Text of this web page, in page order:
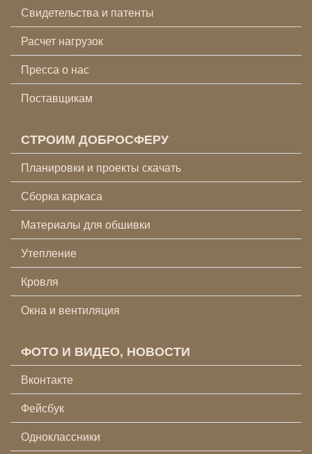
Свидетельства и патенты
Расчет нагрузок
Пресса о нас
Поставщикам
СТРОИМ ДОБРОСФЕРУ
Планировки и проекты скачать
Сборка каркаса
Материалы для обшивки
Утепление
Кровля
Окна и вентиляция
ФОТО И ВИДЕО, НОВОСТИ
Вконтакте
Фейсбук
Одноклассники